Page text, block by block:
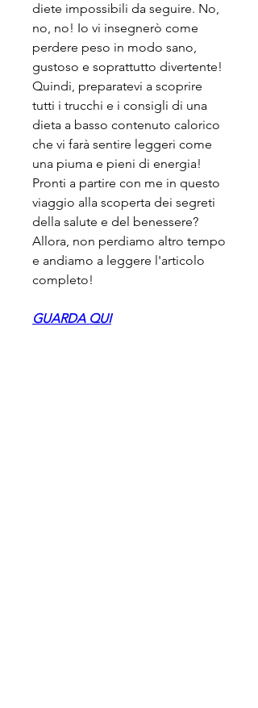
diete impossibili da seguire. No,
no, no! Io vi insegnerò come
perdere peso in modo sano,
gustoso e soprattutto divertente!
Quindi, preparatevi a scoprire
tutti i trucchi e i consigli di una
dieta a basso contenuto calorico
che vi farà sentire leggeri come
una piuma e pieni di energia!
Pronti a partire con me in questo
viaggio alla scoperta dei segreti
della salute e del benessere?
Allora, non perdiamo altro tempo
e andiamo a leggere l'articolo
completo!
GUARDA QUI